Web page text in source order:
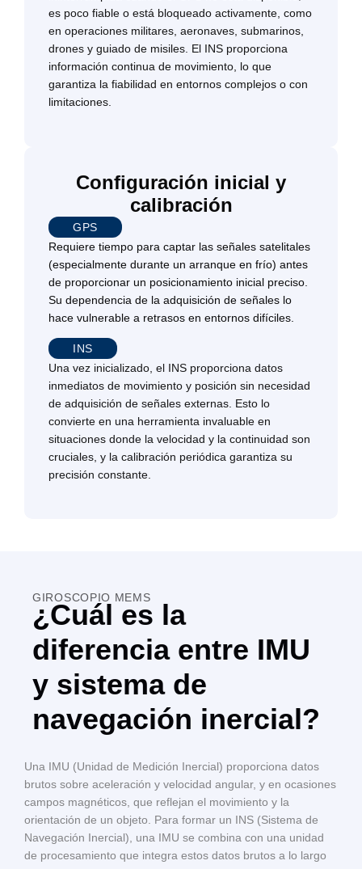
es poco fiable o está bloqueado activamente, como
en operaciones militares, aeronaves, submarinos,
drones y guiado de misiles. El INS proporciona
información continua de movimiento, lo que
garantiza la fiabilidad en entornos complejos o con
limitaciones.
Configuración inicial y
calibración
GPS
Requiere tiempo para captar las señales satelitales
(especialmente durante un arranque en frío) antes
de proporcionar un posicionamiento inicial preciso.
Su dependencia de la adquisición de señales lo
hace vulnerable a retrasos en entornos difíciles.
INS
Una vez inicializado, el INS proporciona datos
inmediatos de movimiento y posición sin necesidad
de adquisición de señales externas. Esto lo
convierte en una herramienta invaluable en
situaciones donde la velocidad y la continuidad son
cruciales, y la calibración periódica garantiza su
precisión constante.
GIROSCOPIO MEMS
¿Cuál es la
diferencia entre IMU
y sistema de
navegación inercial?
Una IMU (Unidad de Medición Inercial) proporciona datos
brutos sobre aceleración y velocidad angular, y en ocasiones
campos magnéticos, que reflejan el movimiento y la
orientación de un objeto. Para formar un INS (Sistema de
Navegación Inercial), una IMU se combina con una unidad
de procesamiento que integra estos datos brutos a lo largo